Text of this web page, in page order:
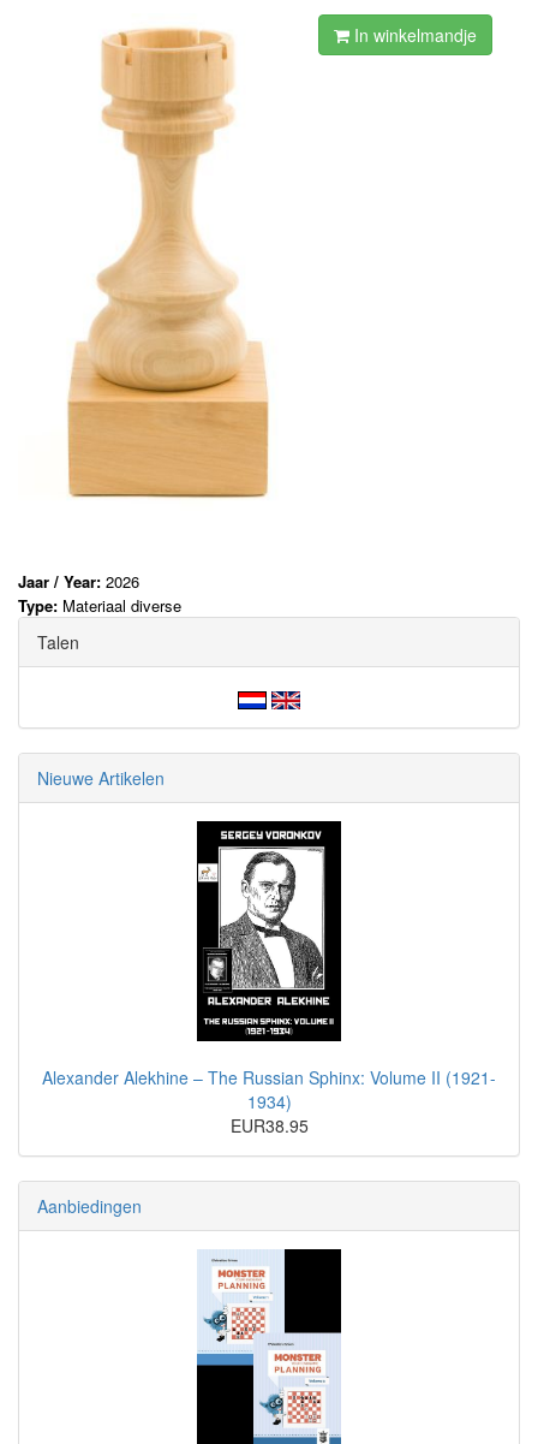
In winkelmandje
Jaar / Year: 2026
Type: Materiaal diverse
Talen
Nieuwe Artikelen
Alexander Alekhine – The Russian Sphinx: Volume II (1921-
1934)
EUR38.95
Aanbiedingen